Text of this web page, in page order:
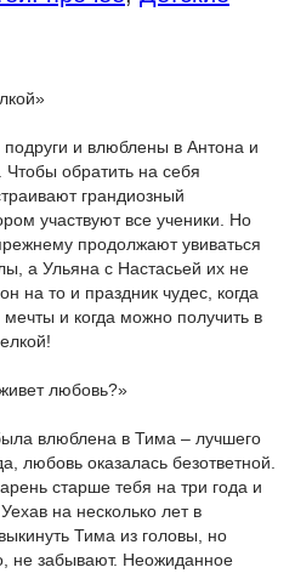
и влюблены в Антона и
обратить на себя
грандиозный
участвуют все ученики. Но
продолжают увиваться
а Ульяна с Настасьей их не
на то и праздник чудес, когда
и когда можно получить в
любовь?»
влюблена в Тима – лучшего
любовь оказалась безответной.
старше тебя на три года и
на несколько лет в
Тима из головы, но
не забывают. Неожиданное